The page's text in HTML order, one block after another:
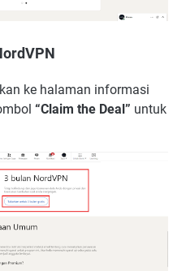
ke halaman informasi
“Claim the Deal” untuk